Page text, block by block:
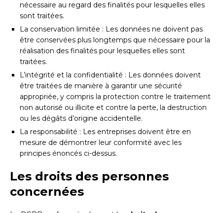
nécessaire au regard des finalités pour lesquelles elles
sont traitées.
La conservation limitée : Les données ne doivent pas
être conservées plus longtemps que nécessaire pour la
réalisation des finalités pour lesquelles elles sont
traitées.
L’intégrité et la confidentialité : Les données doivent
être traitées de manière à garantir une sécurité
appropriée, y compris la protection contre le traitement
non autorisé ou illicite et contre la perte, la destruction
ou les dégâts d’origine accidentelle.
La responsabilité : Les entreprises doivent être en
mesure de démontrer leur conformité avec les
principes énoncés ci-dessus.
Les droits des personnes
concernées